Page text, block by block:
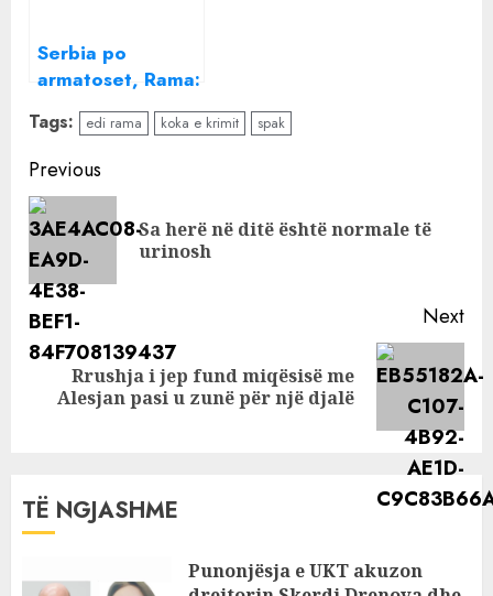
Serbia po
armatoset, Rama:
Është për
mbrojtje, nuk jam
i shqetësuar. Në
Kiev do të shkoj
nëse më vjen
radha
Tags: edi rama koka e krimit spak
Continue
Reading
Previous
Sa herë në ditë është normale të
urinosh
Next
Next
post:
Rrushja i jep fund miqësisë me
Alesjan pasi u zunë për një djalë
TË NGJASHME
Punonjësja e UKT akuzon